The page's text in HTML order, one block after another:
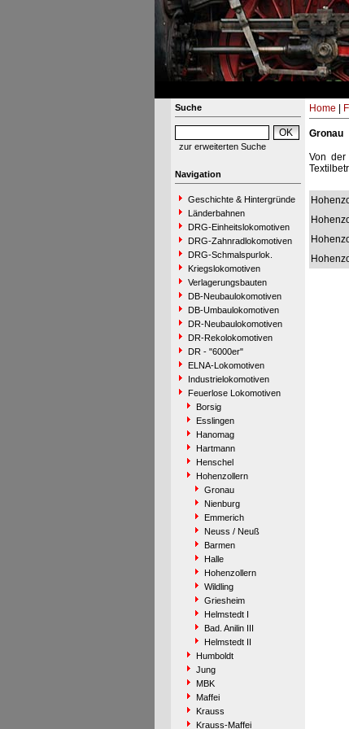
Suche
zur erweiterten Suche
Navigation
Geschichte & Hintergründe
Länderbahnen
DRG-Einheitslokomotiven
DRG-Zahnradlokomotiven
DRG-Schmalspurlok.
Kriegslokomotiven
Verlagerungsbauten
DB-Neubaulokomotiven
DB-Umbaulokomotiven
DR-Neubaulokomotiven
DR-Rekolokomotiven
DR - "6000er"
ELNA-Lokomotiven
Industrielokomotiven
Feuerlose Lokomotiven
Borsig
Esslingen
Hanomag
Hartmann
Henschel
Hohenzollern
Gronau
Nienburg
Emmerich
Neuss / Neuß
Barmen
Halle
Hohenzollern
Wildling
Griesheim
Helmstedt I
Bad. Anilin III
Helmstedt II
Humboldt
Jung
MBK
Maffei
Krauss
Krauss-Maffei
Home
Gronau
Von